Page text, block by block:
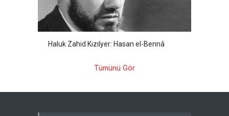
Haluk Zahid Kızılyer: Hasan el-Bennâ
Tümünü Gör